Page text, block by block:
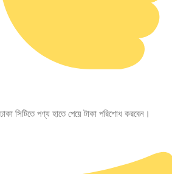
ঢাকা সিটিতে পণ্য হাতে পেয়ে টাকা পরিশোধ করবেন।